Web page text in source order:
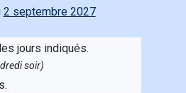
2 septembre 2027
jours indiqués.
soir)